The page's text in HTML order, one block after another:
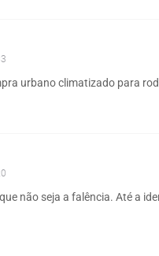
urbano climatizado para
não seja a falência. Até a